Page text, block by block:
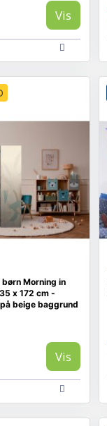
Vis
Morning in
x 172 cm -
beige baggrund
Vis